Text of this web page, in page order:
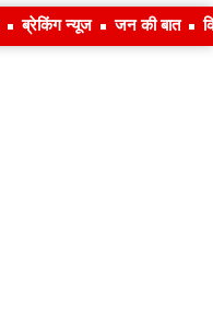
ब्रेकिंग न्यूज जन की बात